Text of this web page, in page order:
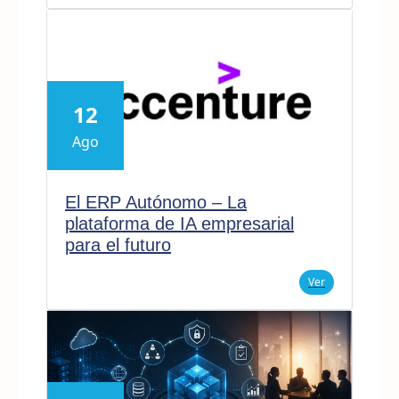
12
Ago
El ERP Autónomo – La
plataforma de IA empresarial
para el futuro
Ver